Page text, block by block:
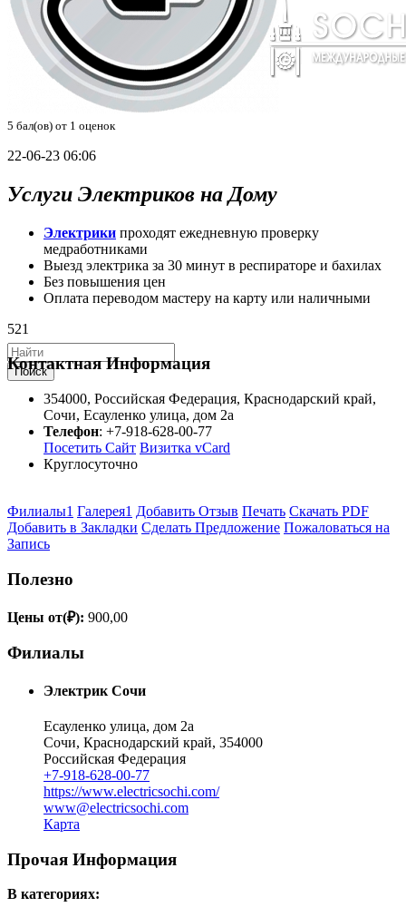
Поиск
5 бал(ов) от 1 оценок
22-06-23 06:06
Услуги Электриков на Дому
Электрики проходят ежедневную проверку
медработниками
Выезд электрика за 30 минут в респираторе и бахилах
Без повышения цен
Оплата переводом мастеру на карту или наличными
521
Контактная Информация
354000, Российская Федерация, Краснодарский край,
Сочи, Есауленко улица, дом 2а
Телефон: +7-918-628-00-77
Посетить Сайт Визитка vCard
Круглосуточно
Филиалы1 Галерея1 Добавить Отзыв Печать Скачать PDF
Добавить в Закладки Сделать Предложение Пожаловаться на
Запись
Полезно
Цены от(₽): 900,00
Филиалы
Электрик Сочи
Есауленко улица, дом 2а
Сочи, Краснодарский край, 354000
Российская Федерация
+7-918-628-00-77
https://www.electricsochi.com/
www@electricsochi.com
Карта
Прочая Информация
В категориях: